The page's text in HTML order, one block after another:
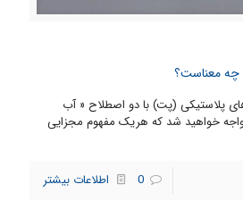
چه معناست؟
پلاستیکی (پت) با دو اصطلاح « آب
خواهید شد که هریک مفهوم مجزایی
0 اطلاعات بیشتر